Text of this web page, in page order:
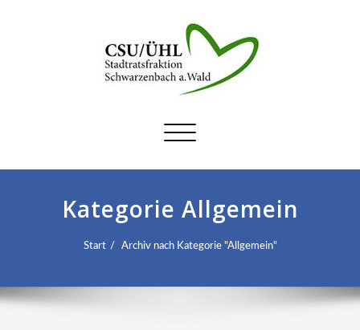
Schalte
Kategorie Allgemein
Start Archiv nach Kategorie "Allgemein"